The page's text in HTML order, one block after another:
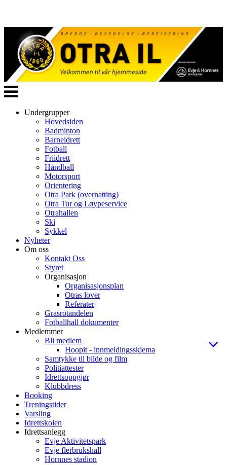
Veksle
navigasjon
Undergrupper
Hovedsiden
Badminton
Barneidrett
Fotball
Friidrett
Håndball
Motorsport
Orientering
Otra Park (overnatting)
Otra Tur og Løypeservice
Otrahallen
Ski
Sykkel
Nyheter
Om oss
Kontakt Oss
Styret
Organisasjon
Organisasjonsplan
Otras lover
Referater
Grasrotandelen
Fotballhall dokumenter
Medlemmer
Bli medlem
Hoopit - innmeldingsskjema
Samtykke til bilde og film
Politiattester
Idrettsoppgjør
Klubbdress
Booking
Treningstider
Varsling
Idrettskolen
Idrettsanlegg
Evje Aktivitetspark
Evje flerbrukshall
Hornnes stadion